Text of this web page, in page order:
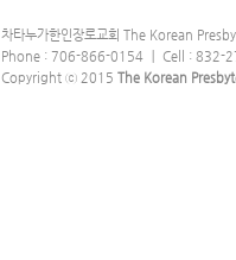
차타누가한인장로교회 The Korean
Phone : 706-866-0154 ｜ Cell : 832-
Copyright ⓒ 2015 The Korean